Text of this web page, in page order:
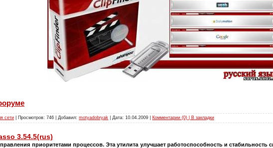
сети | Просмотров: 746 | Добавил: motyadobryak | Дата: 10.04.2009 Комментарии (0) | В закладки
3.54.5(rus)
приоритетами процессов. Эта утилита улучшает работоспособность и стабильность